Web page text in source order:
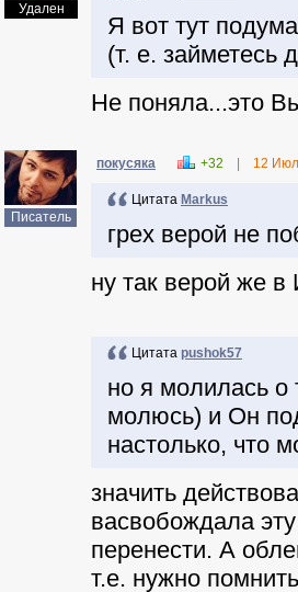
Удален
Я вот тут
(т. е. займетесь
Не поняла...это
Писатель
покусяка +32 12
Цитата Markus
грех верой не
ну так верой же в
Цитата pushok57
но я молилась о
молюсь) и Он
настолько, что
значить
васвобождала
перенести. А
т.е. нужно